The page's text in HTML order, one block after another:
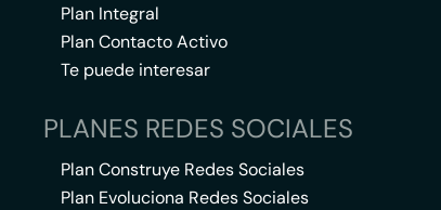
Plan Integral
Plan Contacto Activo
Te puede interesar
PLANES REDES SOCIALES
Plan Construye Redes Sociales
Plan Evoluciona Redes Sociales